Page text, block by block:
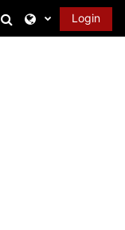
Attiva/disattiva
Login